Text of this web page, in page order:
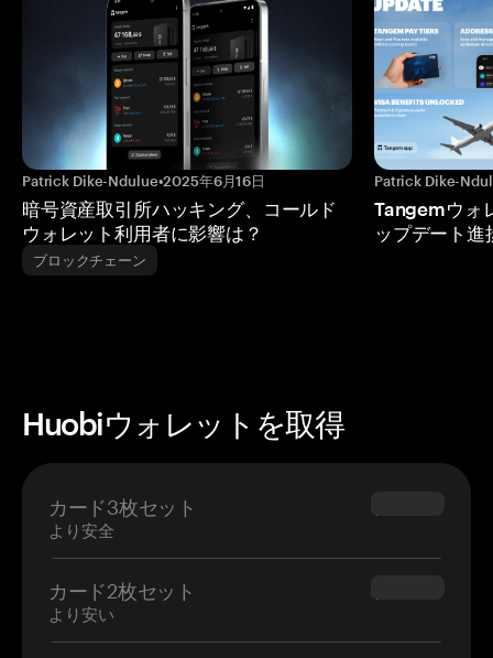
Patrick Dike-Ndulue•2025年6月16日
暗号資産取引所ハッキング、コールド
ウォレット利用者に影響は？
ブロックチェーン
Patrick Dike-
Tangemウォ
ップデート進
Huobiウォレットを取得
カード3枚セット
より安全
$69.90
カード2枚セット
より安い
$54.90